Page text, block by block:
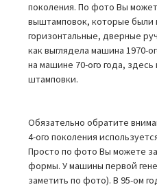
поколения. По фото Вы
выштамповок, которые были
горизонтальные, дверные
как выглядела машина 1970-
на машине 70-ого года,
штамповки.
Обязательно обратите
4-ого поколения
Просто по фото Вы можете
формы. У машины первой
заметить по фото). В 95-ом